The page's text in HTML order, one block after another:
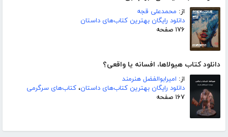
از: محمدعلی قجه
دانلود رایگان بهترین کتاب‌های داستان
۱۷۶ صفحه
دانلود کتاب هیولاها، افسانه یا واقعی؟
از: امیرابوالفضل هنرمند
دانلود رایگان بهترین کتاب‌های داستان، کتاب‌های سرگرمی
۱۶۷ صفحه